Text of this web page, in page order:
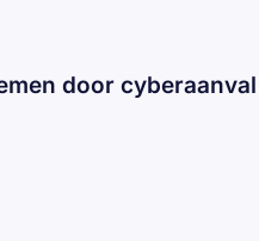
door cyberaanval